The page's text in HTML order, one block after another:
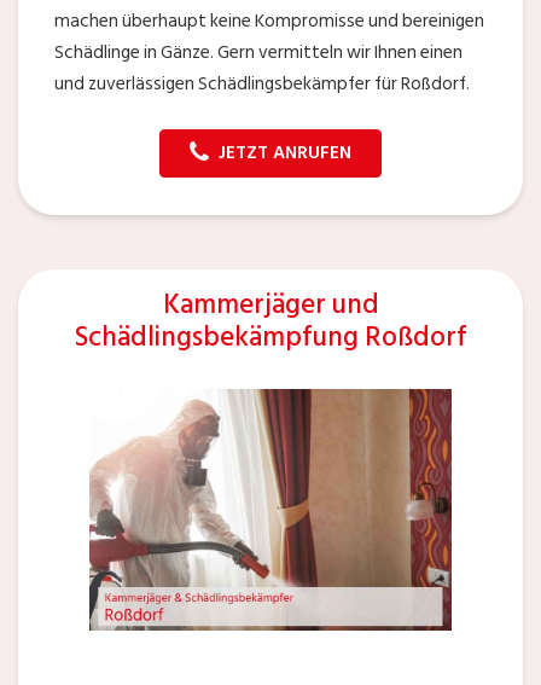
machen überhaupt keine Kompromisse und bereinigen
Schädlinge in Gänze. Gern vermitteln wir Ihnen einen
und zuverlässigen Schädlingsbekämpfer für Roßdorf.
JETZT ANRUFEN
Kammerjäger und
Schädlingsbekämpfung Roßdorf